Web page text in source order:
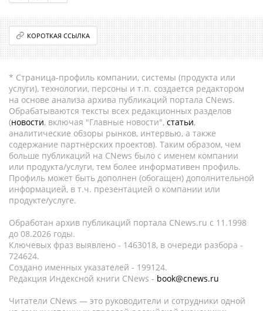
КОРОТКАЯ ССЫЛКА
* Страница-профиль компании, системы (продукта или
услуги), технологии, персоны и т.п. создается редактором
на основе анализа архива публикаций портала CNews.
Обрабатываются тексты всех редакционных разделов
(новости, включая "Главные новости", статьи,
аналитические обзоры рынков, интервью, а также
содержание партнёрских проектов). Таким образом, чем
больше публикаций на CNews было с именем компании
или продукта/услуги, тем более информативен профиль.
Профиль может быть дополнен (обогащен) дополнительной
информацией, в т.ч. презентацией о компании или
продукте/услуге.
Обработан архив публикаций портала CNews.ru c 11.1998
до 08.2026 годы.
Ключевых фраз выявлено - 1463018, в очереди разбора -
724624.
Создано именных указателей - 199124.
Редакция Индексной книги CNews - book@cnews.ru
Читатели CNews — это руководители и сотрудники одной